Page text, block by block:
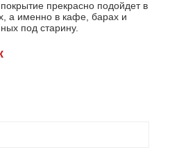
прекрасно подойдет в
а именно в кафе, барах и
под старину.